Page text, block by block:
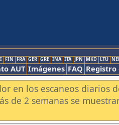
FIN FRA GER GRE INA ITA JPN MKD LTU
AUT Imágenes FAQ
en los escaneos diarios
de 2 semanas se